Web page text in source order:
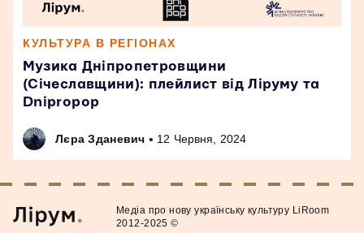
КУЛЬТУРА В РЕГІОНАХ
Музика Дніпропетровщини
(Січеславщини): плейлист від Ліруму та
Dnipropop
Лєра Зданевич • 12 Червня, 2024
Медiа про нову українську культуру LiRoom
2012-2025 ©